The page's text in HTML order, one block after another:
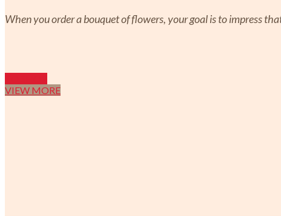
When you order a bouquet of flowers, your goal is to impress
VIEW MORE